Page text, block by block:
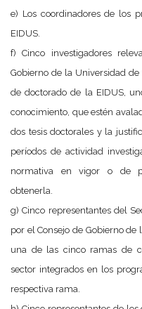
e) Los coordinadores de los
EIDUS.
f) Cinco investigadores
Gobierno de la Universidad
de doctorado de la EIDUS,
conocimiento, que estén
dos tesis doctorales y la
períodos de actividad
normativa en vigor o de
obtenerla.
g) Cinco representantes del
por el Consejo de Gobierno
una de las cinco ramas de
sector integrados en los
respectiva rama.